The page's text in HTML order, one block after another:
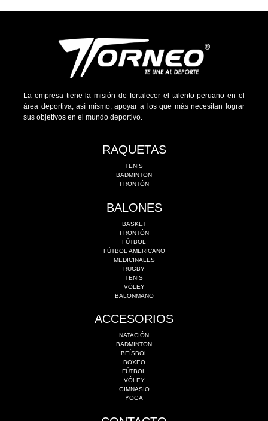
La empresa tiene la misión de fortalecer el talento peruano en el
área deportiva, así mismo, apoyar a los que más necesitan lograr
sus objetivos en el mundo deportivo.
RAQUETAS
TENIS
BADMINTON
FRONTÓN
BALONES
BASKET
FRONTÓN
FÚTBOL
FÚTBOL AMERICANO
MEDICINALES
RUGBY
TENIS
VÓLEY
BALONMANO
ACCESORIOS
NATACIÓN
BADMINTON
BEÍSBOL
BOXEO
FÚTBOL
VÓLEY
GIMNASIO
YOGA